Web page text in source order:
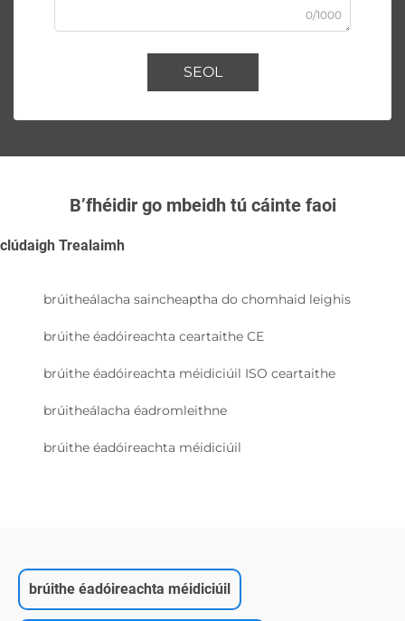
0/1000
SEOL
B’fhéidir go mbeidh tú cáinte faoi
clúdaigh Trealaimh
brúitheálacha saincheaptha do chomhaid leighis
brúithe éadóireachta ceartaithe CE
brúithe éadóireachta méidiciúil ISO ceartaithe
brúitheálacha éadromleithne
brúithe éadóireachta méidiciúil
brúithe éadóireachta méidiciúil